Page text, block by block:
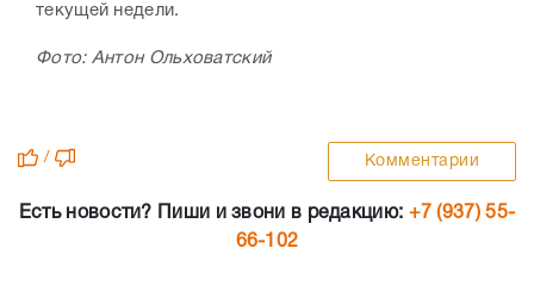
текущей недели.
Фото: Антон Ольховатский
/ Комментарии
Есть новости? Пиши и звони в редакцию: +7 (937) 55-
66-102